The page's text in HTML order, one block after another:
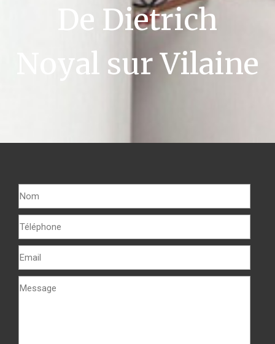
De Dietrich
Noyal sur Vilaine